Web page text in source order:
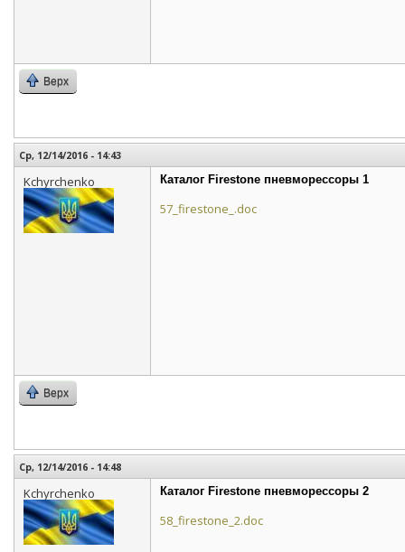
Верх
Ср, 12/14/2016 - 14:43
Kchyrchenko Каталог Firestone пневморессоры 1
57_firestone_.doc
Верх
Ср, 12/14/2016 - 14:48
Kchyrchenko Каталог Firestone пневморессоры 2
58_firestone_2.doc